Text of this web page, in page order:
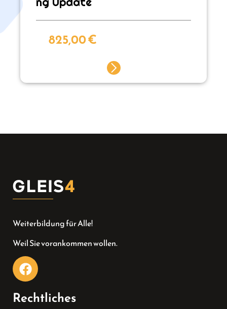
825,00€
Weiterbildung für Alle!
Weil Sie vorankommen wollen.
Rechtliches